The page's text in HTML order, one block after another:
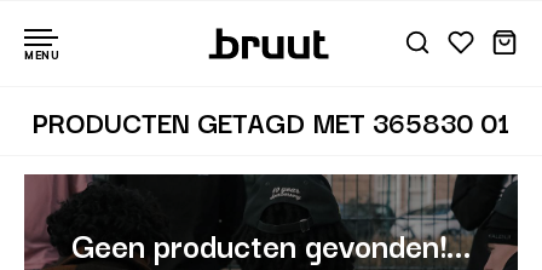
MENU
PRODUCTEN GETAGD MET 365830 01
Geen producten gevonden!...